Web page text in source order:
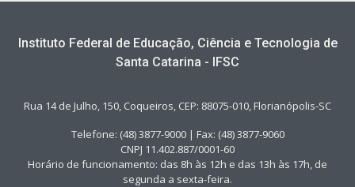
Instituto Federal de Educação, Ciência e Tecnologia de
Santa Catarina - IFSC
Rua 14 de Julho, 150, Coqueiros, CEP: 88075-010, Florianópolis-SC
Telefone: (48) 3877-9000 | Fax: (48) 3877-9060
CNPJ 11.402.887/0001-60
Horário de funcionamento: das 8h às 12h e das 13h às 17h, de
segunda a sexta-feira.